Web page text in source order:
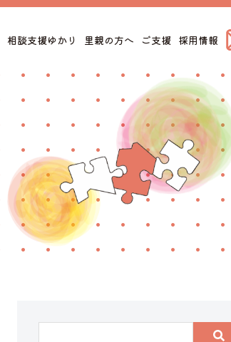
相談支援ゆかり 里親の方へ ご支援 採用情報